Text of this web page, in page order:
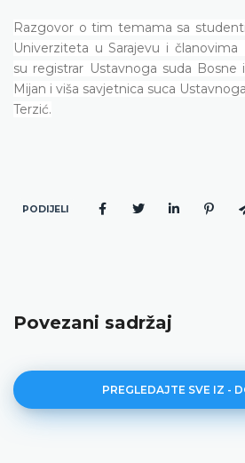
Razgovor o tim temama sa
Univerziteta u Sarajevu i članovima
su registrar Ustavnoga suda
Mijan i viša savjetnica suca
Terzić.
PODIJELI
Povezani sadržaj
PREGLEDAJTE SVE IZ -